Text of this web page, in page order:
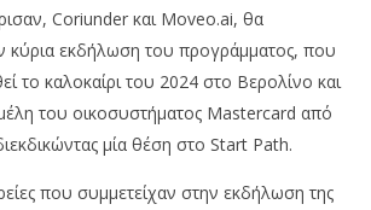
Coriunder και Moveo.ai, θα
κύρια εκδήλωση του προγράμματος, που
το καλοκαίρι του 2024 στο Βερολίνο και
του οικοσυστήματος Mastercard από
μία θέση στο Start Path.
που συμμετείχαν στην εκδήλωση της